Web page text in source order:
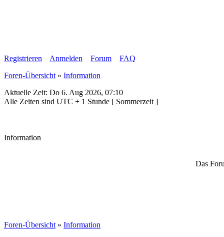
Registrieren Anmelden Forum
FAQ
Foren-Übersicht » Information
Aktuelle Zeit: Do 6. Aug 2026, 07:10
Alle Zeiten sind UTC + 1 Stunde [ Sommerzeit ]
Information
Das
Foren-Übersicht » Information